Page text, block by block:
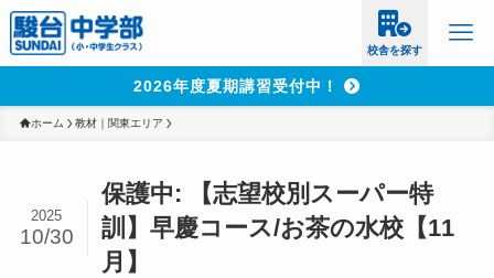
校舎を探す
2026年度夏期講習受付中！
ホーム 教材｜関東エリア
保護中: 【志望校別スーパー特
訓】早慶コース/お茶の水校【11
月】
2025
10/30